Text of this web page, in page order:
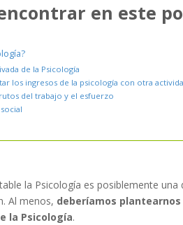
en este
de la Psicología
los ingresos de la psicología con otra
del trabajo y el esfuerzo
la Psicología es posiblemente
Al menos, deberíamos
la Psicología.